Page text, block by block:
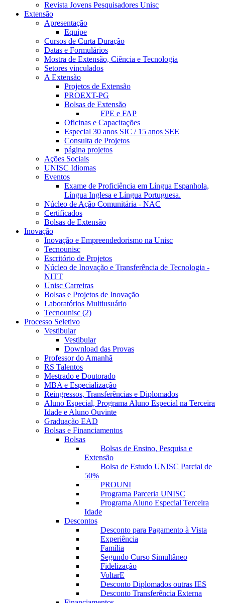
Revista Jovens Pesquisadores Unisc
Extensão
Apresentação
Equipe
Cursos de Curta Duração
Datas e Formulários
Mostra de Extensão, Ciência e Tecnologia
Setores vinculados
A Extensão
Projetos de Extensão
PROEXT-PG
Bolsas de Extensão
FPE e FAP
Oficinas e Capacitações
Especial 30 anos SIC / 15 anos SEE
Consulta de Projetos
página projetos
Ações Sociais
UNISC Idiomas
Eventos
Exame de Proficiência em Língua Espanhola,
Língua Inglesa e Língua Portuguesa.
Núcleo de Ação Comunitária - NAC
Certificados
Bolsas de Extensão
Inovação
Inovação e Empreendedorismo na Unisc
Tecnounisc
Escritório de Projetos
Núcleo de Inovação e Transferência de Tecnologia -
NITT
Unisc Carreiras
Bolsas e Projetos de Inovação
Laboratórios Multiusuário
Tecnounisc (2)
Processo Seletivo
Vestibular
Vestibular
Download das Provas
Professor do Amanhã
RS Talentos
Mestrado e Doutorado
MBA e Especialização
Reingressos, Transferências e Diplomados
Aluno Especial, Programa Aluno Especial na Terceira
Idade e Aluno Ouvinte
Graduação EAD
Bolsas e Financiamentos
Bolsas
Bolsas de Ensino, Pesquisa e
Extensão
Bolsa de Estudo UNISC Parcial de
50%
PROUNI
Programa Parceria UNISC
Programa Aluno Especial Terceira
Idade
Descontos
Desconto para Pagamento à Vista
Experiência
Família
Segundo Curso Simultâneo
Fidelização
VoltarE
Desconto Diplomados outras IES
Desconto Transferência Externa